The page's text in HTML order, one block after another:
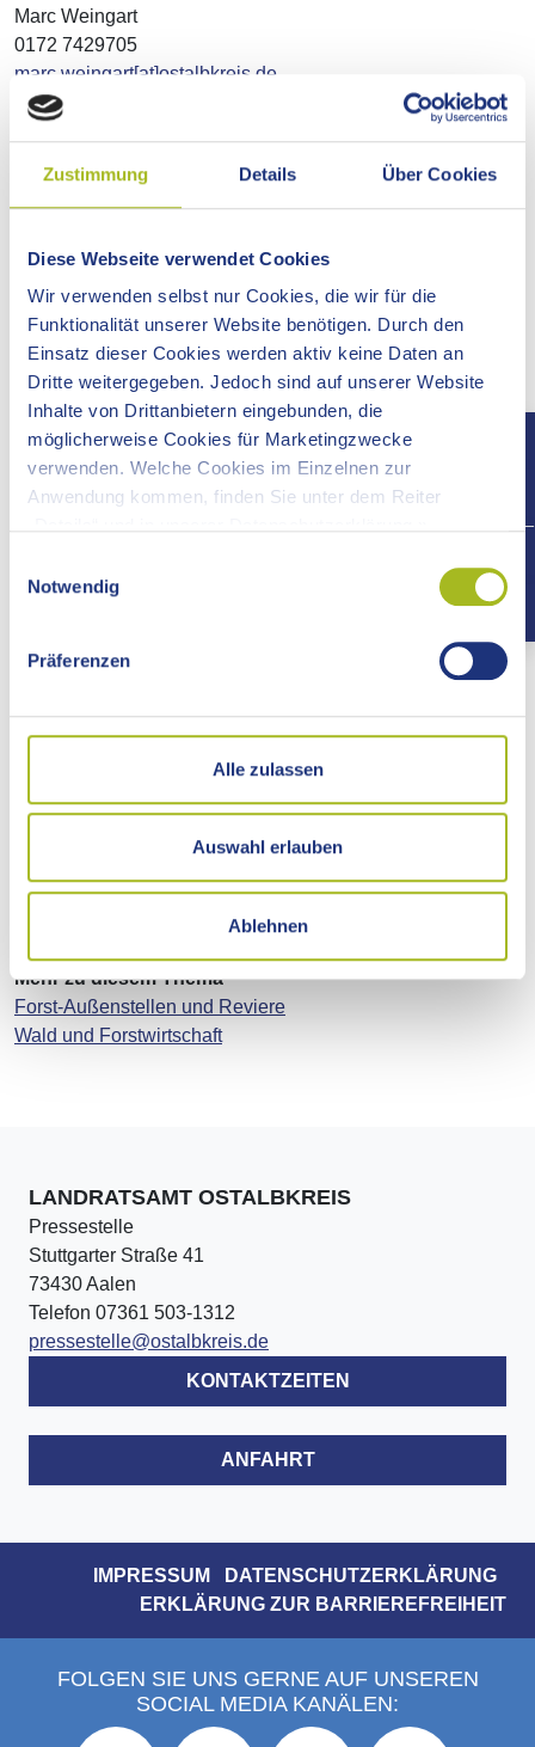
Zustimmung Details Über Cookies
Diese Webseite verwendet Cookies
Wir verwenden selbst nur Cookies, die wir für die
Funktionalität unserer Website benötigen. Durch den
Einsatz dieser Cookies werden aktiv keine Daten an
Dritte weitergegeben. Jedoch sind auf unserer Website
Inhalte von Drittanbietern eingebunden, die
möglicherweise Cookies für Marketingzwecke
verwenden. Welche Cookies im Einzelnen zur
Anwendung kommen, finden Sie unter dem Reiter
Notwendig
Präferenzen
Alle zulassen
Auswahl erlauben
Ablehnen
Marc Weingart
0172 7429705
marc.weingart[at]ostalbkreis.de
Susanne Kranzer wird neue Revierleiterin im Revier
susanne.kranzer[at]ostalbkreis.de
Weitere Auskünfte erteilt das Forstdezernat des
Landratsamts Ostalbkreis, Tel. 07361 503-1662,
www.ostalbkreis.de/wald
Änderung der Zuständigkeit in den Forstrevieren
Bergen
Mehr zu diesem Thema
Forst-Außenstellen und Reviere
Wald und Forstwirtschaft
LANDRATSAMT OSTALBKREIS
Pressestelle
Stuttgarter Straße 41
73430 Aalen
Telefon 07361 503-1312
pressestelle@ostalbkreis.de
KONTAKTZEITEN
ANFAHRT
IMPRESSUM
DATENSCHUTZERKLÄRUNG
ERKLÄRUNG ZUR BARRIEREFREIHEIT
FOLGEN SIE UNS GERNE AUF UNSEREN
SOCIAL MEDIA KANÄLEN: